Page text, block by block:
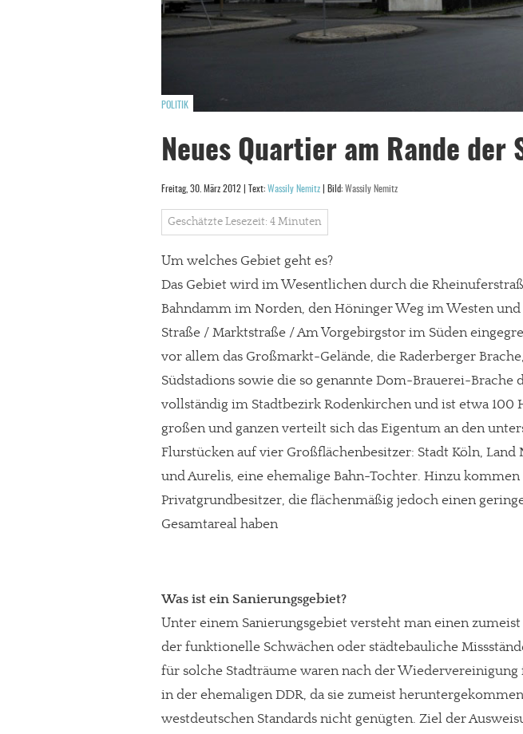
POLITIK
Neues Quartier am Rande der
Freitag, 30. März 2012 | Text: Wassily Nemitz | Bild: Wassily Nemitz
Geschätzte Lesezeit: 4 Minuten
Um welches Gebiet geht es?
Das Gebiet wird im Wesentlichen durch die
Bahndamm im Norden, den Höninger Weg im Westen und
Straße / Marktstraße / Am Vorgebirgstor im Süden
vor allem das Großmarkt-Gelände, die Raderberger
Südstadions sowie die so genannte Dom-Brauerei-Brache
vollständig im Stadtbezirk Rodenkirchen und ist etwa 100
großen und ganzen verteilt sich das Eigentum an den
Flurstücken auf vier Großflächenbesitzer: Stadt Köln, Land
und Aurelis, eine ehemalige Bahn-Tochter. Hinzu
Privatgrundbesitzer, die flächenmäßig jedoch einen
Gesamtareal haben
Was ist ein Sanierungsgebiet?
Unter einem Sanierungsgebiet versteht man einen zumeist
der funktionelle Schwächen oder städtebauliche
für solche Stadträume waren nach der Wiedervereinigung
in der ehemaligen DDR, da sie zumeist
westdeutschen Standards nicht genügten. Ziel der